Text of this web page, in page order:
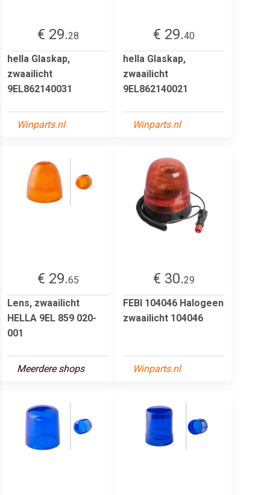
€ 29.28
hella Glaskap,
zwaailicht
9EL862140031
Winparts.nl
€ 29.40
hella Glaskap,
zwaailicht
9EL862140021
Winparts.nl
€ 29.65
Lens, zwaailicht
HELLA 9EL 859 020-
001
Meerdere shops
€ 30.29
FEBI 104046 Halogeen
zwaailicht 104046
Winparts.nl